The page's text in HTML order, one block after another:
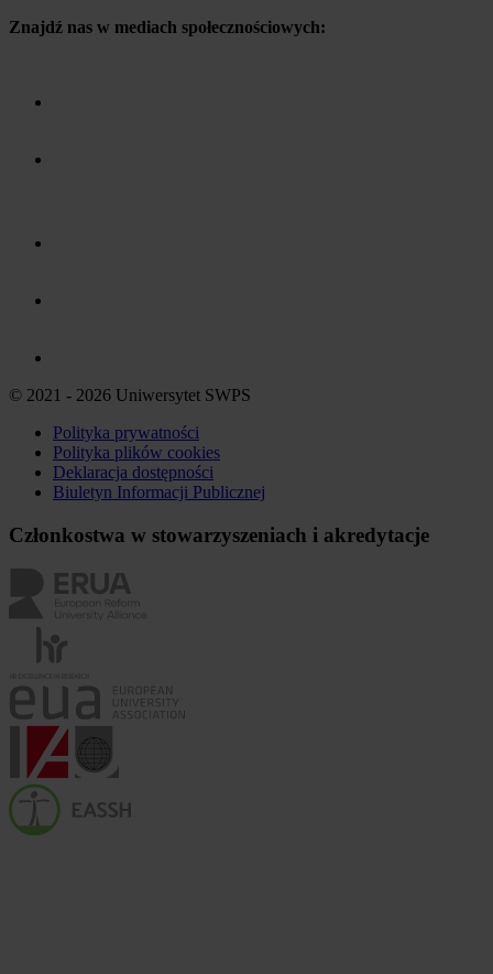
Znajdź nas w mediach społecznościowych:
© 2021 - 2026 Uniwersytet SWPS
Polityka prywatności
Polityka plików cookies
Deklaracja dostępności
Biuletyn Informacji Publicznej
Członkostwa w stowarzyszeniach i akredytacje